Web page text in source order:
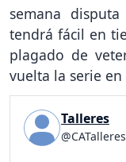
semana
tendrá fácil en
plagado de
vuelta la serie
Talleres